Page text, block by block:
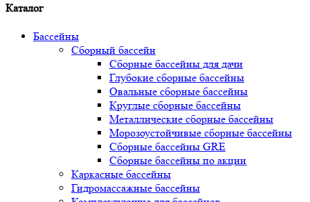
Каталог
Бассейны
Сборный бассейн
Сборные бассейны для дачи
Глубокие сборные бассейны
Овальные сборные бассейны
Круглые сборные бассейны
Металлические сборные бассейны
Морозоустойчивые сборные бассейны
Сборные бассейны GRE
Сборные бассейны по акции
Каркасные бассейны
Гидромассажные бассейны